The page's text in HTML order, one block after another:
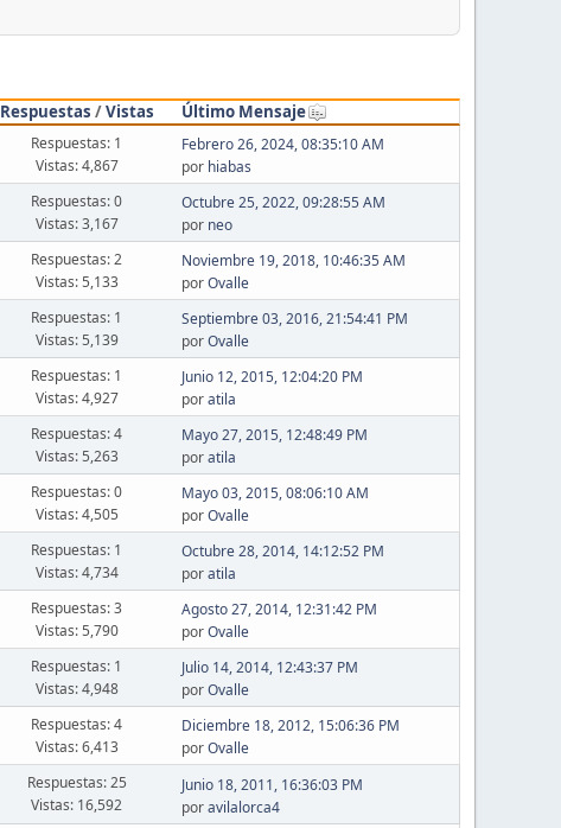
Respuestas /Vistas
Último Mensaje
Respuestas: 1
Vistas: 4,867
Febrero 26, 2024, 08:35:10 AM
por hiabas
Respuestas: 0
Vistas: 3,167
Octubre 25, 2022, 09:28:55 AM
por neo
Respuestas: 2
Vistas: 5,133
Noviembre 19, 2018, 10:46:35 AM
porOvalle
Respuestas: 1
Vistas: 5,139
Septiembre 03, 2016, 21:54:41 PM
porOvalle
Respuestas: 1
Vistas: 4,927
Junio 12, 2015, 12:04:20 PM
poratila
Respuestas: 4
Vistas: 5,263
Mayo 27, 2015, 12:48:49 PM
poratila
Respuestas: 0
Vistas: 4,505
Mayo 03, 2015, 08:06:10 AM
porOvalle
Respuestas: 1
Vistas: 4,734
Octubre 28, 2014, 14:12:52 PM
poratila
Respuestas: 3
Vistas: 5,790
Agosto 27, 2014, 12:31:42 PM
porOvalle
Respuestas: 1
Vistas: 4,948
Julio 14, 2014, 12:43:37 PM
porOvalle
Respuestas: 4
Vistas: 6,413
Diciembre 18, 2012, 15:06:36 PM
porOvalle
Respuestas: 25
Vistas: 16,592
Junio 18, 2011, 16:36:03 PM
poravilalorca4